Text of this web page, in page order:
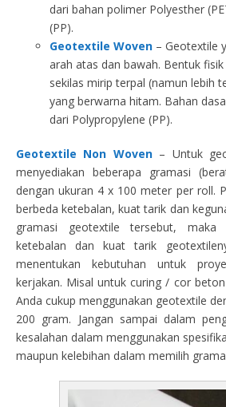
dari bahan polimer Polyesther
(PP).
Geotextile Woven – Geotextile
arah atas dan bawah. Bentuk
sekilas mirip terpal (namun lebih
yang berwarna hitam. Bahan
dari Polypropylene (PP).
Geotextile Non Woven– Untuk
menyediakan beberapa gramasi
dengan ukuran 4 x 100 meter per roll.
berbeda ketebalan, kuat tarik dan
gramasi geotextile tersebut,
ketebalan dan kuat tarik
menentukan kebutuhan untuk
kerjakan. Misal untuk curing / cor
Anda cukup menggunakan geotextile
200 gram. Jangan sampai dalam
kesalahan dalam menggunakan
maupun kelebihan dalam memilih